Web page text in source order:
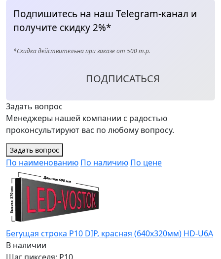
Подпишитесь на наш Telegram-канал и
получите скидку 2%*
*Скидка действительна при заказе от 500 т.р.
ПОДПИСАТЬСЯ
Задать вопрос
Менеджеры нашей компании с радостью
проконсультируют вас по любому вопросу.
Задать вопрос
По наименованию По наличию По цене
Бегущая строка Р10 DIP, красная (640x320мм) HD-U6A
В наличии